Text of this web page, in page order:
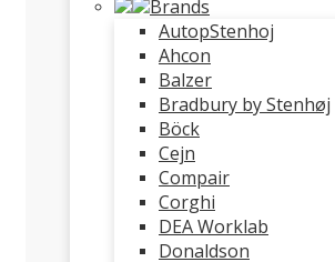
Brands
AutopStenhoj
Ahcon
Balzer
Bradbury by Stenhøj
Böck
Cejn
Compair
Corghi
DEA Worklab
Donaldson